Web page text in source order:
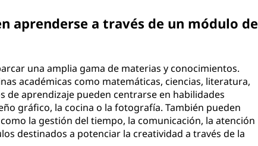
aprenderse a través de un módulo de
una amplia gama de materias y conocimientos.
académicas como matemáticas, ciencias, literatura,
de aprendizaje pueden centrarse en habilidades
gráfico, la cocina o la fotografía. También pueden
la gestión del tiempo, la comunicación, la atención
destinados a potenciar la creatividad a través de la